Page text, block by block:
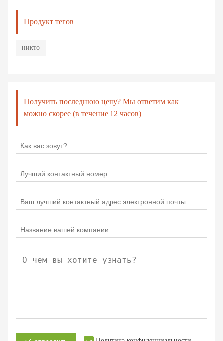
Продукт тегов
никто
Получить последнюю цену? Мы ответим как
можно скорее (в течение 12 часов)